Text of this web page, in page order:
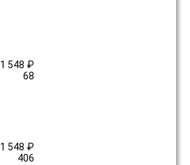
1 548 ₽
68
1 548 ₽
406